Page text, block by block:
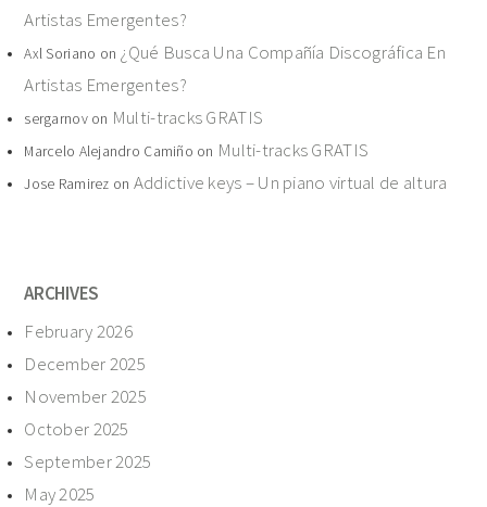
Artistas Emergentes?
Axl Soriano on ¿Qué Busca Una Compañía Discográfica En
Artistas Emergentes?
sergarnovon Multi-tracks GRATIS
Marcelo Alejandro Camiño on Multi-tracks GRATIS
Jose Ramirez on Addictive keys – Un piano virtual de altura
ARCHIVES
February 2026
December 2025
November 2025
October 2025
September 2025
May 2025